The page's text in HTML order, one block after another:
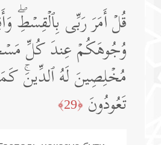
قُلۡ أَمَرَ رَبِّی بِٱلۡقِسۡطِۖ
وُجُوهَكُمۡ عِندَ كُلِّ
مُخۡلِصِینَ لَهُ ٱلدِّینَۚ
تَعُودُونَ ﴿29﴾